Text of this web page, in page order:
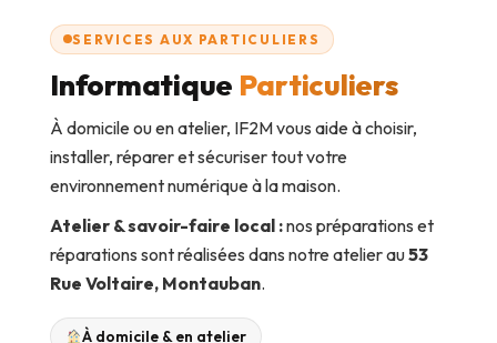
SERVICES AUX PARTICULIERS
Informatique Particuliers
À domicile ou en atelier, IF2M vous aide à choisir,
installer, réparer et sécuriser tout votre
environnement numérique à la maison.
Atelier & savoir-faire local :nos préparations et
réparations sont réalisées dans notre atelier au53
Rue Voltaire, Montauban.
À domicile & en atelier